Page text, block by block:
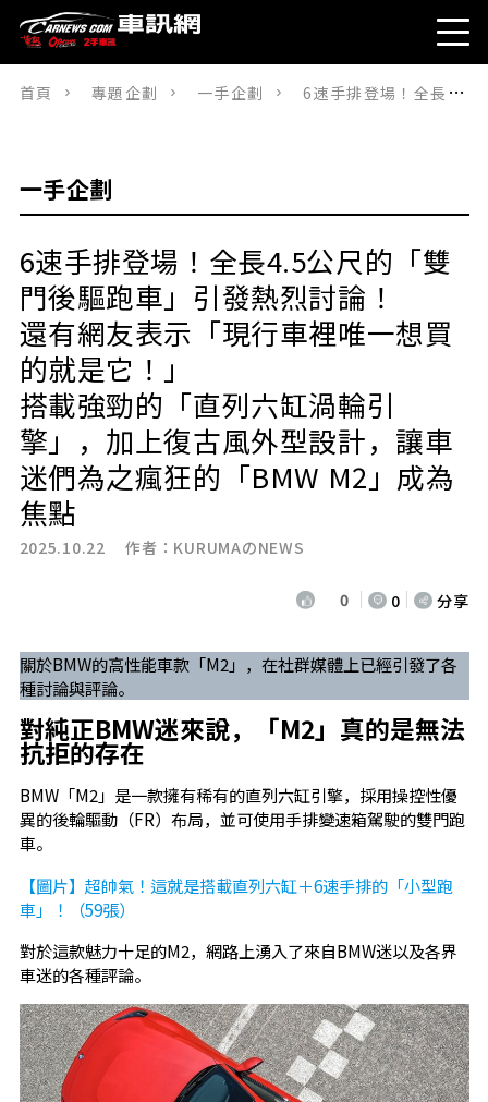
首頁 專題企劃 一手企劃 6速手排登場！全長4.5公尺的「雙門後驅跑車」引發熱烈討論！還有網友表示「現行車裡唯一想買的就是它！」搭載強勁的「直列六缸渦輪引擎」，加上復古風外型設計，讓車迷們為之瘋狂的「BMW M2」成為焦點
一手企劃
6速手排登場！全長4.5公尺的「雙
門後驅跑車」引發熱烈討論！
還有網友表示「現行車裡唯一想買
的就是它！」
搭載強勁的「直列六缸渦輪引
擎」，加上復古風外型設計，讓車
迷們為之瘋狂的「BMW M2」成為
焦點
2025.10.22 作者： KURUMAのNEWS
0 0 分享
關於BMW的高性能車款「M2」，在社群媒體上已經引發了各
種討論與評論。
對純正BMW迷來說，「M2」真的是無法
抗拒的存在
BMW「M2」是一款擁有稀有的直列六缸引擎，採用操控性優
異的後輪驅動（FR）布局，並可使用手排變速箱駕駛的雙門跑
車。
【圖片】超帥氣！這就是搭載直列六缸＋6速手排的「小型跑
車」！（59張）
對於這款魅力十足的M2，網路上湧入了來自BMW迷以及各界
車迷的各種評論。